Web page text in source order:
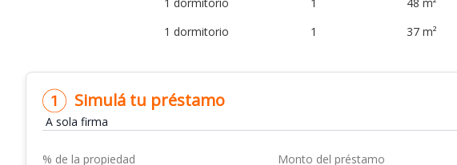
1 dormitorio
1 37 m²
Simulá tu préstamo
% de la propiedad Monto del préstamo